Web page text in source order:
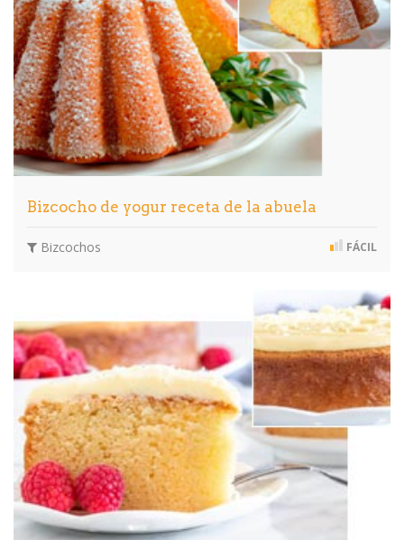
Bizcocho de yogur receta de la abuela
Bizcochos FÁCIL